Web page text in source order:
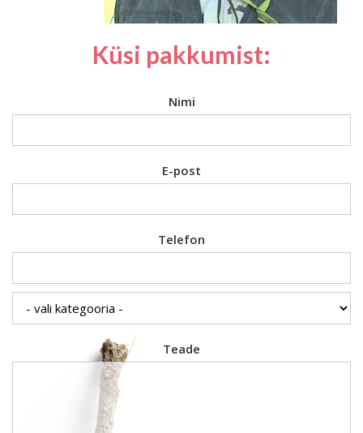
Küsi pakkumist:
Nimi
E-post
Telefon
Teade